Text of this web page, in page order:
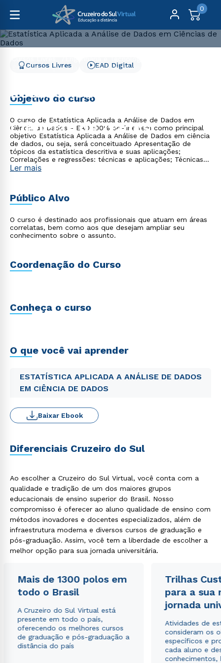
0
Estatística Aplicada a Análise de Dados em Ciências de
Estatística Aplicada a
Análise de Dados em
Ciências de Dados
Cursos Livres EAD Digital
Objetivo do curso
O curso de Estatística Aplicada a Análise de Dados em
Ciência de Dados - EAD 100% on-line tem como principal
objetivo Estatística Aplicada a Análise de Dados em ciência
de dados, ou seja, será conceituado Apresentação de
tópicos da estatística descritiva e suas aplicações;
Correlações e regressões: técnicas e aplicações; Técnicas
de análise de dados.
Ler mais
Público Alvo
O curso é destinado aos profissionais que atuam em áreas
correlatas, bem como aos que desejam ampliar seu
conhecimento sobre o assunto.
Coordenação do Curso
Conheça o curso
O que você vai aprender
ESTATÍSTICA APLICADA A ANÁLISE DE DADOS
EM CIÊNCIA DE DADOS
Baixar Ebook
Diferenciais Cruzeiro do Sul
Ao escolher a Cruzeiro do Sul Virtual, você conta com a
qualidade e tradição de um dos maiores grupos
educacionais de ensino superior do Brasil. Nosso
compromisso é oferecer ao aluno qualidade de ensino com
métodos inovadores e docentes especializados, além de
infraestrutura moderna e diversos cursos de graduação e
pós-graduação. Assim, você tem a liberdade de escolher a
melhor opção para sua jornada universitária.
Mais de 1300 polos em
todo o Brasil
A Cruzeiro do Sul Virtual está
presente em todo o país,
oferecendo os melhores cursos
de graduação e pós-graduação a
distância do país
Trilhas
para a sua
jornada
Atividades de
consideram os
específicos e
cada aluno e
conhecimentos,